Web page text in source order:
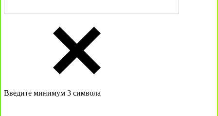
Введите минимум 3 символа